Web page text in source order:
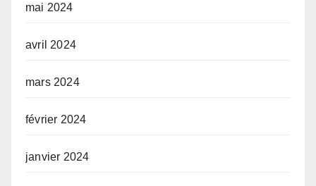
mai 2024
avril 2024
mars 2024
février 2024
janvier 2024